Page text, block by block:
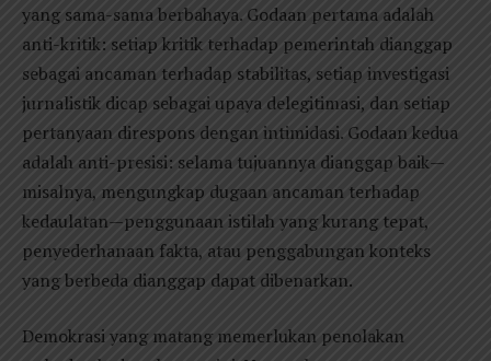
yang sama-sama berbahaya. Godaan pertama adalah
anti-kritik: setiap kritik terhadap pemerintah dianggap
sebagai ancaman terhadap stabilitas, setiap investigasi
jurnalistik dicap sebagai upaya delegitimasi, dan setiap
pertanyaan direspons dengan intimidasi. Godaan kedua
adalah anti-presisi: selama tujuannya dianggap baik—
misalnya, mengungkap dugaan ancaman terhadap
kedaulatan—penggunaan istilah yang kurang tepat,
penyederhanaan fakta, atau penggabungan konteks
yang berbeda dianggap dapat dibenarkan.
Demokrasi yang matang memerlukan penolakan